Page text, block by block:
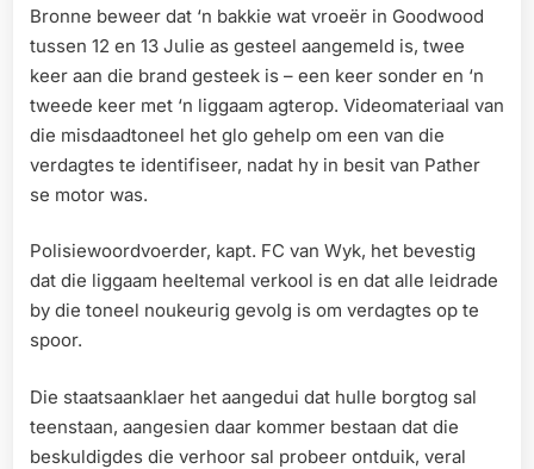
Bronne beweer dat ‘n bakkie wat vroeër in Goodwood
tussen 12 en 13 Julie as gesteel aangemeld is, twee
keer aan die brand gesteek is – een keer sonder en ‘n
tweede keer met ‘n liggaam agterop. Videomateriaal van
die misdaadtoneel het glo gehelp om een van die
verdagtes te identifiseer, nadat hy in besit van Pather
se motor was.
Polisiewoordvoerder, kapt. FC van Wyk, het bevestig
dat die liggaam heeltemal verkool is en dat alle leidrade
by die toneel noukeurig gevolg is om verdagtes op te
spoor.
Die staatsaanklaer het aangedui dat hulle borgtog sal
teenstaan, aangesien daar kommer bestaan dat die
beskuldigdes die verhoor sal probeer ontduik, veral